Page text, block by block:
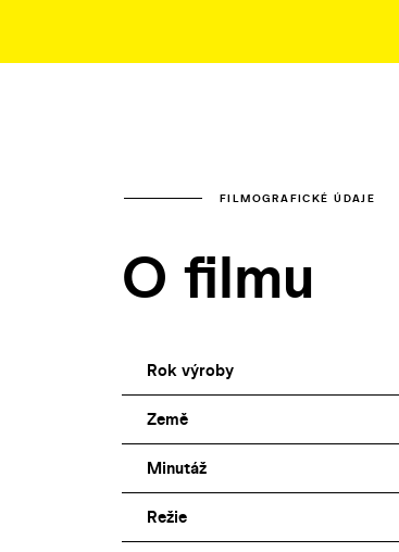
FILMOGRAFICKÉ ÚDAJE
O filmu
Rok výroby
Země
Minutáž
Režie